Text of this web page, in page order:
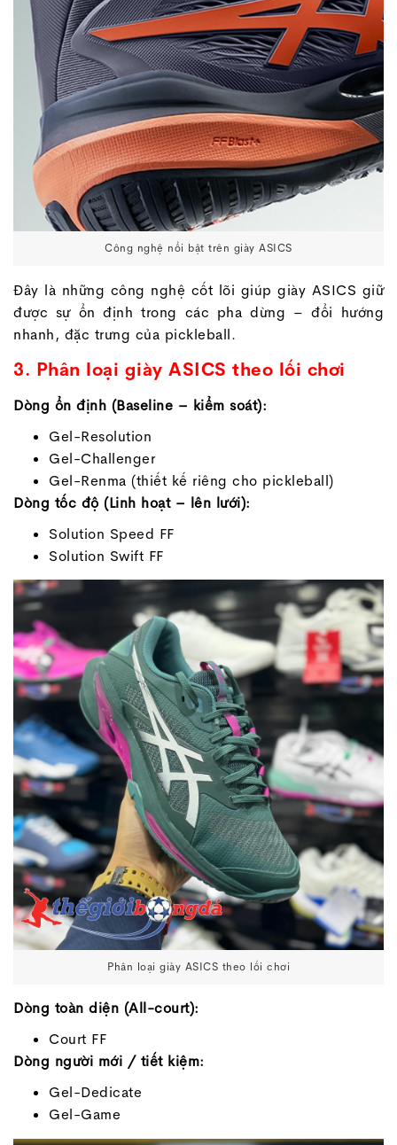
Công nghệ nổi bật trên giày ASICS
Đây là những công nghệ cốt lõi giúp giày ASICS giữ
được sự ổn định trong các pha dừng – đổi hướng
nhanh, đặc trưng của pickleball.
3. Phân loại giày ASICS theo lối chơi
Dòng ổn định (Baseline – kiểm soát):
Gel-Resolution
Gel-Challenger
Gel-Renma (thiết kế riêng cho pickleball)
Dòng tốc độ (Linh hoạt – lên lưới):
Solution Speed FF
Solution Swift FF
Phân loại giày ASICS theo lối chơi
Dòng toàn diện (All-court):
Court FF
Dòng người mới / tiết kiệm:
Gel-Dedicate
Gel-Game